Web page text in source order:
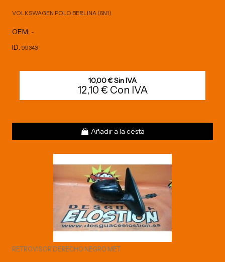
VOLKSWAGEN POLO BERLINA (6N1)
OEM: -
ID: 99343
10,00 € Sin IVA
12,10 € Con IVA
Añadir a la cesta
RETROVISOR DERECHO NEGRO MET.